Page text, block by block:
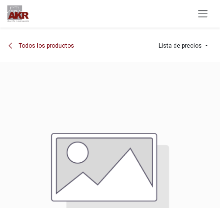
Ir al contenido
Todos los productos Lista de precios